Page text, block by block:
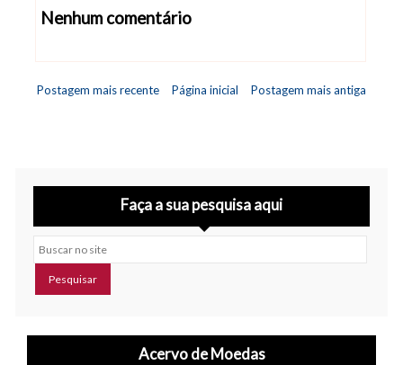
Nenhum comentário
Postagem mais recente Postagem mais antiga
Página inicial
Faça a sua pesquisa aqui
Buscar no site
Acervo de Moedas